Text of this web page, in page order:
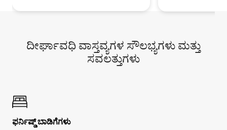
ದೀರ್ಘಾವಧಿ ವಾಸ್ತವ್ಯಗಳ ಸೌಲಭ್ಯಗಳು ಮತ್ತು
ಸವಲತ್ತುಗಳು
ಫರ್ನಿಷ್ಡ್ ಬಾಡಿಗೆಗಳು